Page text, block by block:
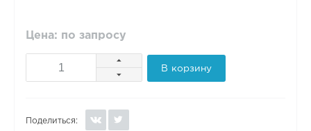
Цена: по запросу
В корзину
Поделиться: